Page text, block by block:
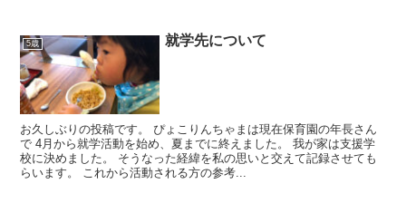
5歳 就学先について
お久しぶりの投稿です。 ぴょこりんちゃまは現在保育園の年長さん
で 4月から就学活動を始め、夏までに終えました。 我が家は支援学
校に決めました。 そうなった経緯を私の思いと交えて記録させても
らいます。 これから活動される方の参考...